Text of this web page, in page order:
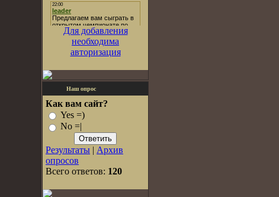
Для добавления
необходима
авторизация
Наш опрос
Как вам сайт?
Yes =)
No =|
Результаты | Архив
опросов
Всего ответов: 120